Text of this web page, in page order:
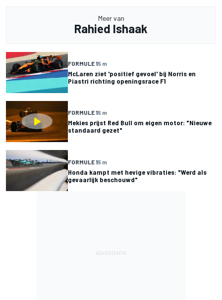
Meer van
Rahied Ishaak
FORMULE 15 m
McLaren ziet 'positief gevoel' bij Norris en
Piastri richting openingsrace F1
FORMULE 15 m
Mekies prijst Red Bull om eigen motor: "Nieuwe
standaard gezet"
FORMULE 15 m
Honda kampt met hevige vibraties: "Werd als
gevaarlijk beschouwd"